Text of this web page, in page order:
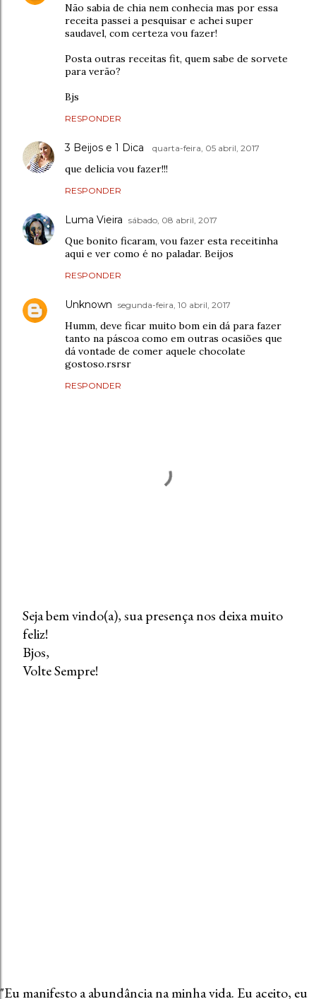
Não sabia de chia nem conhecia mas por essa
receita passei a pesquisar e achei super
saudavel, com certeza vou fazer!
Posta outras receitas fit, quem sabe de sorvete
para verão?
Bjs
RESPONDER
3 Beijos e 1 Dica quarta-feira, 05 abril, 2017
que delicia vou fazer!!!
RESPONDER
Luma Vieira sábado, 08 abril, 2017
Que bonito ficaram, vou fazer esta receitinha
aqui e ver como é no paladar. Beijos
RESPONDER
Unknown segunda-feira, 10 abril, 2017
Humm, deve ficar muito bom ein dá para fazer
tanto na páscoa como em outras ocasiões que
dá vontade de comer aquele chocolate
gostoso.rsrsr
RESPONDER
P
o
s
Seja bem vindo(a), sua presença nos deixa muito
feliz!
Bjos,
Volte Sempre!
"Eu manifesto a abundância na minha vida. Eu aceito, eu